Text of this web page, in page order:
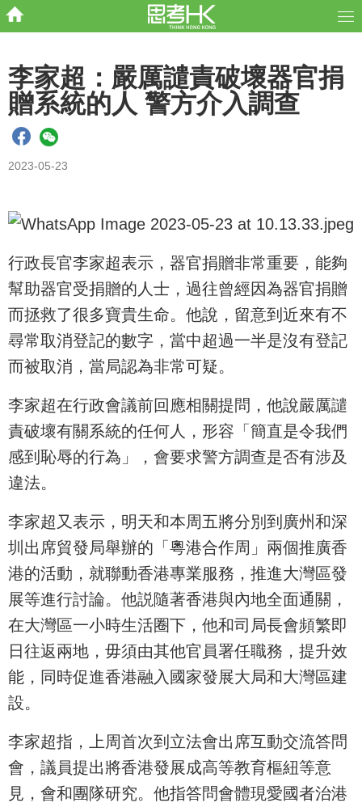
李家超：嚴厲譴責破壞器官捐
贈系統的人 警方介入調查
2023-05-23
行政長官李家超表示，器官捐贈非常重要，能夠
幫助器官受捐贈的人士，過往曾經因為器官捐贈
而拯救了很多寶貴生命。他說，留意到近來有不
尋常取消登記的數字，當中超過一半是沒有登記
而被取消，當局認為非常可疑。
李家超在行政會議前回應相關提問，他說嚴厲譴
責破壞有關系統的任何人，形容「簡直是令我們
感到恥辱的行為」，會要求警方調查是否有涉及
違法。
李家超又表示，明天和本周五將分別到廣州和深
圳出席貿發局舉辦的「粵港合作周」兩個推廣香
港的活動，就聯動香港專業服務，推進大灣區發
展等進行討論。他説隨著香港與內地全面通關，
在大灣區一小時生活圈下，他和司局長會頻繁即
日往返兩地，毋須由其他官員署任職務，提升效
能，同時促進香港融入國家發展大局和大灣區建
設。
李家超指，上周首次到立法會出席互動交流答問
會，議員提出將香港發展成高等教育樞紐等意
見，會和團隊研究。他指答問會體現愛國者治港